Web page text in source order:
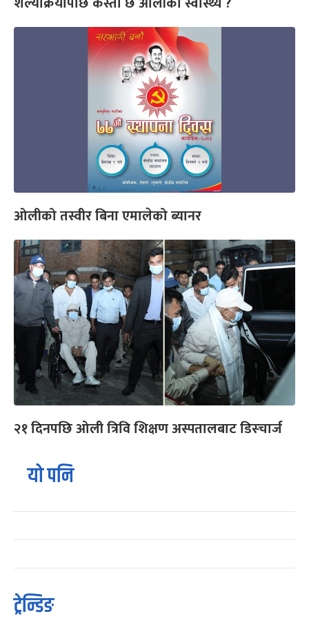
ओलीको तस्वीर बिना एमालेको ब्यानर
२१ दिनपछि ओली त्रिवि शिक्षण अस्पतालबाट डिस्चार्ज
यो पनि
ट्रेन्डिङ